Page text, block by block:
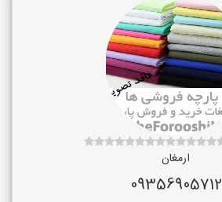
ارمغان
09356905712